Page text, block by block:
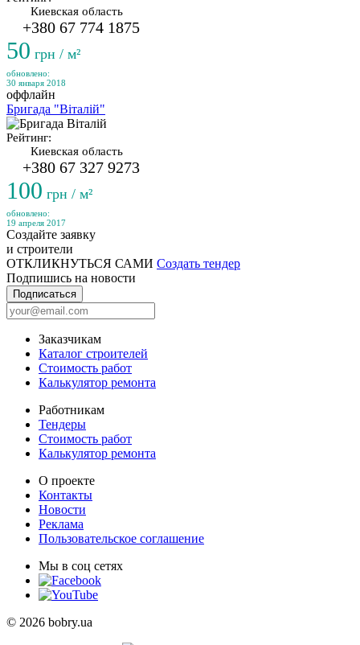
Киевская область
+380 67 774 1875
50 грн / м²
обновлено:
30 января 2018
оффлайн
Бригада "Віталій"
Рейтинг:
Киевская область
+380 67 327 9273
100 грн / м²
обновлено:
19 апреля 2017
Создайте заявку
и строители
ОТКЛИКНУТЬСЯ САМИ Создать тендер
Подпишись на новости
Подписаться
Заказчикам
Каталог строителей
Стоимость работ
Калькулятор ремонта
Работникам
Тендеры
Стоимость работ
Калькулятор ремонта
О проекте
Контакты
Новости
Реклама
Пользовательское соглашение
Мы в соц сетях
© 2026 bobry.ua